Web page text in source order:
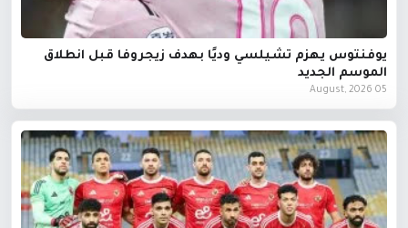
يوفنتوس يهزم تشيلسي وديًا بهدف زيجروفا قبل انطلاق
الموسم الجديد
05 August, 2026